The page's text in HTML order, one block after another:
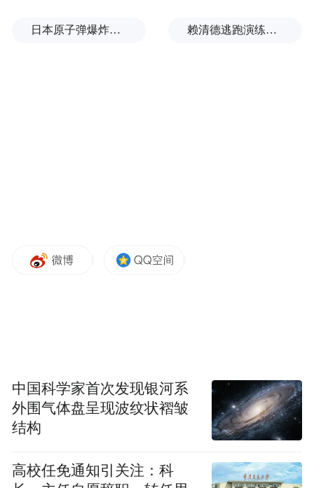
日本原子弹爆炸亲历者反对高市修改无核三原则，“她应该下台” 赖清德逃跑演练有美方人员参与，台媒体人：终于正式演练逃亡计划了
中国科学家首次发现银河系
外围气体盘呈现波纹状褶皱
结构
高校任免通知引关注：科